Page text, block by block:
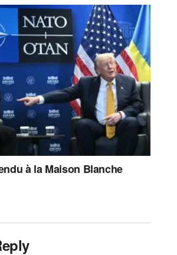
à la Maison Blanche